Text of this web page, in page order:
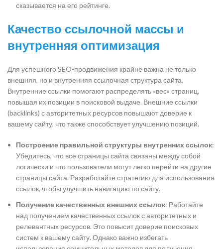
сказывается на его рейтинге.
Качество ссылочной массы и
внутренняя оптимизация
Для успешного SEO-продвижения крайне важна не только
внешняя, но и внутренняя ссылочная структура сайта.
Внутренние ссылки помогают распределять «вес» страниц,
повышая их позиции в поисковой выдаче. Внешние ссылки
(backlinks) с авторитетных ресурсов повышают доверие к
вашему сайту, что также способствует улучшению позиций.
Построение правильной структуры внутренних ссылок:
Убедитесь, что все страницы сайта связаны между собой
логически и что пользователи могут легко перейти на другие
страницы сайта. Разработайте стратегию для использования
ссылок, чтобы улучшить навигацию по сайту.
Получение качественных внешних ссылок: Работайте
над получением качественных ссылок с авторитетных и
релевантных ресурсов. Это повысит доверие поисковых
систем к вашему сайту. Однако важно избегать